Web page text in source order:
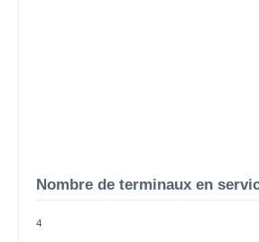
Nombre de terminaux en
4